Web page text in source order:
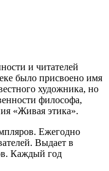
и читателей
было присвоено имя
художника, но
философа,
«Живая этика».
Ежегодно
Выдает в
Каждый год